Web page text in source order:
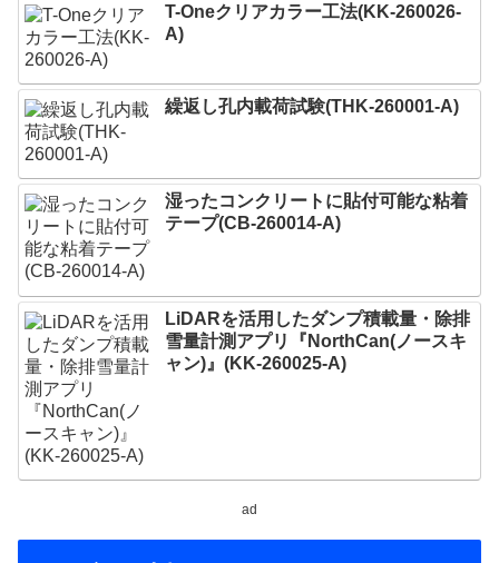
T-Oneクリアカラー工法(KK-260026-
A)
繰返し孔内載荷試験(THK-260001-A)
湿ったコンクリートに貼付可能な粘着
テープ(CB-260014-A)
LiDARを活用したダンプ積載量・除排
雪量計測アプリ『NorthCan(ノースキ
ャン)』(KK-260025-A)
ad